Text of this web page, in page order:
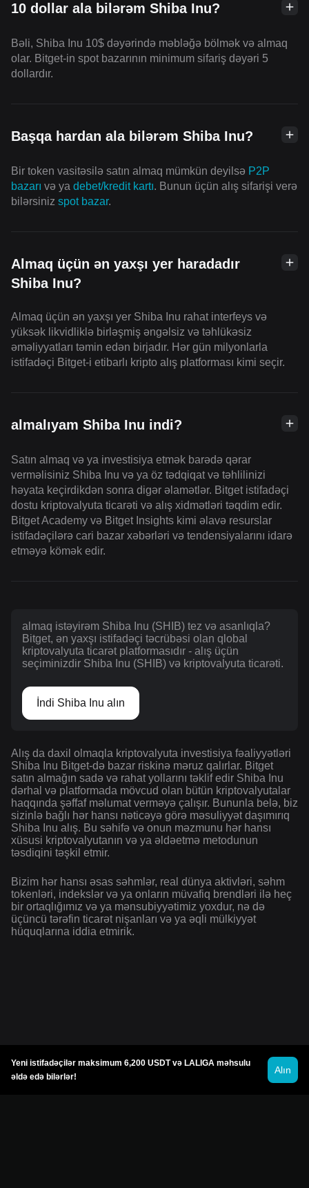
10 dollar ala bilərəm Shiba Inu?
Bəli, Shiba Inu 10$ dəyərində məbləğə bölmək və almaq
olar. Bitget-in spot bazarının minimum sifariş dəyəri 5
dollardır.
Başqa hardan ala bilərəm Shiba Inu?
Bir token vasitəsilə satın almaq mümkün deyilsə P2P
bazarı və ya debet/kredit kartı. Bunun üçün alış sifarişi verə
bilərsiniz spot bazar.
Almaq üçün ən yaxşı yer haradadır
Shiba Inu?
Almaq üçün ən yaxşı yer Shiba Inu rahat interfeys və
yüksək likvidliklə birləşmiş əngəlsiz və təhlükəsiz
əməliyyatları təmin edən birjadır. Hər gün milyonlarla
istifadəçi Bitget-i etibarlı kripto alış platforması kimi seçir.
almalıyam Shiba Inu indi?
Satın almaq və ya investisiya etmək barədə qərar
verməlisiniz Shiba Inu və ya öz tədqiqat və təhlilinizi
həyata keçirdikdən sonra digər əlamətlər. Bitget istifadəçi
dostu kriptovalyuta ticarəti və alış xidmətləri təqdim edir.
Bitget Academy və Bitget Insights kimi əlavə resurslar
istifadəçilərə cari bazar xəbərləri və tendensiyalarını idarə
etməyə kömək edir.
almaq istəyirəm Shiba Inu (SHIB) tez və asanlıqla?
Bitget, ən yaxşı istifadəçi təcrübəsi olan qlobal
kriptovalyuta ticarət platformasıdır - alış üçün
seçiminizdir Shiba Inu (SHIB) və kriptovalyuta ticarəti.
İndi Shiba Inu alın
Alış da daxil olmaqla kriptovalyuta investisiya fəaliyyətləri
Shiba Inu Bitget-də bazar riskinə məruz qalırlar. Bitget
satın almağın sadə və rahat yollarını təklif edir Shiba Inu
dərhal və platformada mövcud olan bütün kriptovalyutalar
haqqında şəffaf məlumat verməyə çalışır. Bununla belə, biz
sizinlə bağlı hər hansı nəticəyə görə məsuliyyət daşımırıq
Shiba Inu alış. Bu səhifə və onun məzmunu hər hansı
xüsusi kriptovalyutanın və ya əldəetmə metodunun
təsdiqini təşkil etmir.
Bizim hər hansı əsas səhmlər, real dünya aktivləri, səhm
tokenləri, indekslər və ya onların müvafiq brendləri ilə heç
bir ortaqlığımız və ya mənsubiyyətimiz yoxdur, nə də
üçüncü tərəfin ticarət nişanları və ya əqli mülkiyyət
hüquqlarına iddia etmirik.
Yeni istifadəçilər maksimum 6,200 USDT və LALIGA məhsulu
əldə edə bilərlər!
Alın